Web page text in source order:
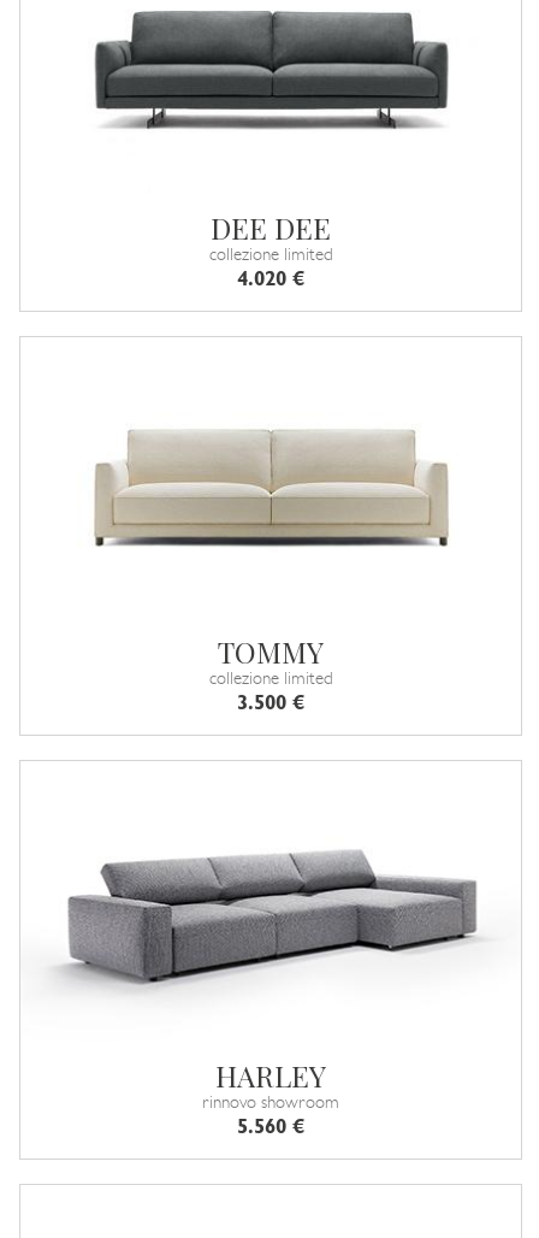
DEE DEE
collezione limited
4.020 €
TOMMY
collezione limited
3.500 €
HARLEY
rinnovo showroom
5.560 €